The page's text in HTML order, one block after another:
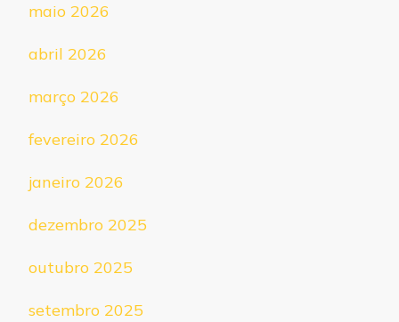
maio 2026
abril 2026
março 2026
fevereiro 2026
janeiro 2026
dezembro 2025
outubro 2025
setembro 2025